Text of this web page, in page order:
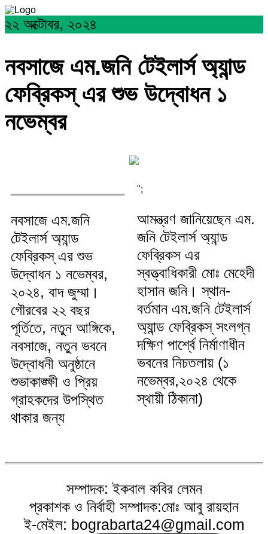
২২ অক্টোবর, ২০২৪
নবসাজে এম.জনি টেইলার্স অ্যান্ড
ফেব্রিকস্ এর শুভ উদ্বোধন ১
নভেম্বর
নবসাজে এম.জনি
টেইলার্স অ্যান্ড
ফেব্রিকস্ এর শুভ
উদ্বোধন ১ নভেম্বর,
২০২৪, বাদ জুম্মা।
গৌরবের ২২ বছর
পূর্তিতে, নতুন আঙ্গিকে,
নবসাজে, নতুন ভবনে
উদ্বোধনী অনুষ্ঠানে
শুভাকাঙ্ক্ষী ও প্রিয়
গ্রাহকদের উপস্থিত
থাকার জন্য
";
আমন্ত্রণ জানিয়েছেন এম.
জনি টেইলার্স অ্যান্ড
ফেব্রিকস এর
স্বত্ত্বাধিকারী মোঃ মেহেদী
হাসান জনি। স্থান-
বর্তমান এম.জনি টেইলার্স
অ্যান্ড ফেব্রিকস্ সংলগ্ন
দক্ষিণ পার্শ্বে নির্মাণাধীন
ভবনের নিচতলায় (১
নভেম্বর,২০২৪ থেকে
স্থায়ী ঠিকানা)
সম্পাদক: ইকবাল কবির লেমন
প্রকাশক ও নির্বাহী সম্পাদক:মোঃ আবু রায়হান
ই-মেইল: bograbarta24@gmail.com